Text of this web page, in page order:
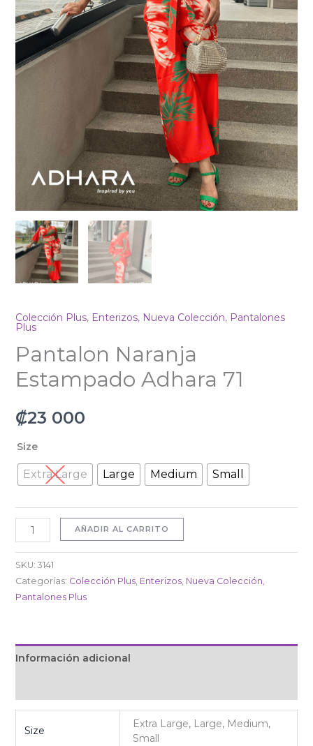
Colección Plus, Enterizos, Nueva Colección, Pantalones
Plus
Pantalon Naranja
Estampado Adhara 71
₡23 000
Size
Extra Large Large Medium Small
AÑADIR AL CARRITO
SKU: 3141
Categorías: Colección Plus, Enterizos, Nueva Colección,
Pantalones Plus
Información adicional
Size
Extra Large, Large, Medium,
Small